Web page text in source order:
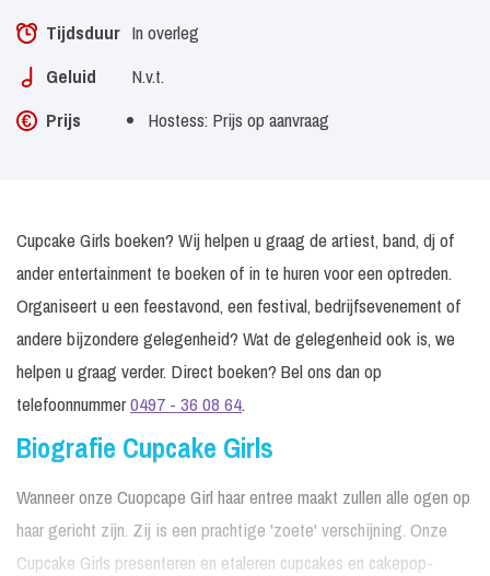
Tijdsduur In overleg
Geluid
N.v.t.
Prijs
Hostess: Prijs op aanvraag
Cupcake Girls boeken? Wij helpen u graag de artiest, band, dj of
ander entertainment te boeken of in te huren voor een optreden.
Organiseert u een feestavond, een festival, bedrijfsevenement of
andere bijzondere gelegenheid? Wat de gelegenheid ook is, we
helpen u graag verder. Direct boeken? Bel ons dan op
telefoonnummer0497 - 36 08 64.
Biografie Cupcake Girls
Wanneer onze Cuopcape Girl haar entree maakt zullen alle ogen op
haar gericht zijn. Zij is een prachtige 'zoete' verschijning. Onze
Cupcake Girls presenteren en etaleren cupcakes en cakepop-